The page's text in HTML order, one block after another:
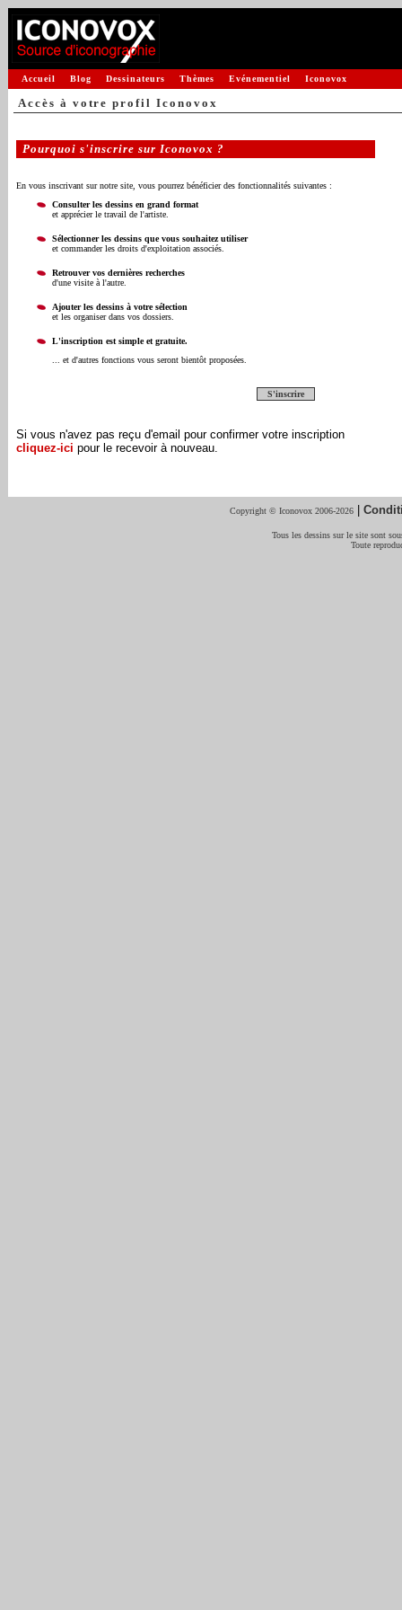
Accueil Blog Dessinateurs Thèmes Evénementiel Iconovox
Accès à votre profil Iconovox
Pourquoi s'inscrire sur Iconovox ?
En vous inscrivant sur notre site, vous pourrez bénéficier des fonctionnalités suivantes :
Consulter les dessins en grand format
et apprécier le travail de l'artiste.
Sélectionner les dessins que vous souhaitez utiliser
et commander les droits d'exploitation associés.
Retrouver vos dernières recherches
d'une visite à l'autre.
Ajouter les dessins à votre sélection
et les organiser dans vos dossiers.
L'inscription est simple et gratuite.
... et d'autres fonctions vous seront bientôt proposées.
S'inscrire
Si vous n'avez pas reçu d'email pour confirmer votre inscription
cliquez-ici pour le recevoir à nouveau.
Copyright © Iconovox 2006-2026 |
Tous les dessins sur le site sont
Toute